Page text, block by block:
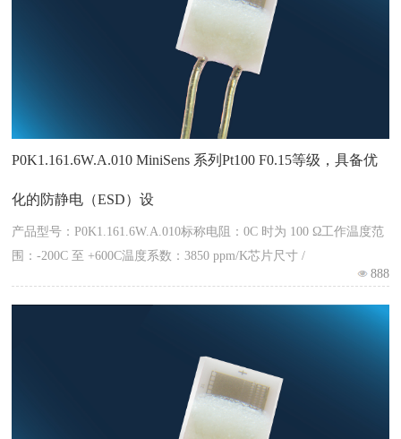
P0K1.161.6W.A.010 MiniSens 系列Pt100 F0.15等级，具备优
化的防静电（ESD）设
产品型号：P0K1.161.6W.A.010标称电阻：0C 时为 100 Ω工作温度范
围：-200C 至 +600C温度系数：3850 ppm/K芯片尺寸 /
888